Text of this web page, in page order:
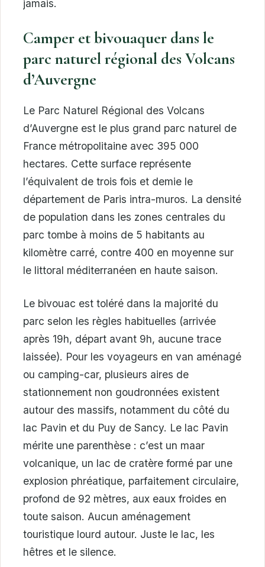
jamais.
Camper et bivouaquer dans le
parc naturel régional des Volcans
d’Auvergne
Le Parc Naturel Régional des Volcans
d’Auvergne est le plus grand parc naturel de
France métropolitaine avec 395 000
hectares. Cette surface représente
l’équivalent de trois fois et demie le
département de Paris intra-muros. La densité
de population dans les zones centrales du
parc tombe à moins de 5 habitants au
kilomètre carré, contre 400 en moyenne sur
le littoral méditerranéen en haute saison.
Le bivouac est toléré dans la majorité du
parc selon les règles habituelles (arrivée
après 19h, départ avant 9h, aucune trace
laissée). Pour les voyageurs en van aménagé
ou camping-car, plusieurs aires de
stationnement non goudronnées existent
autour des massifs, notamment du côté du
lac Pavin et du Puy de Sancy. Le lac Pavin
mérite une parenthèse : c’est un maar
volcanique, un lac de cratère formé par une
explosion phréatique, parfaitement circulaire,
profond de 92 mètres, aux eaux froides en
toute saison. Aucun aménagement
touristique lourd autour. Juste le lac, les
hêtres et le silence.